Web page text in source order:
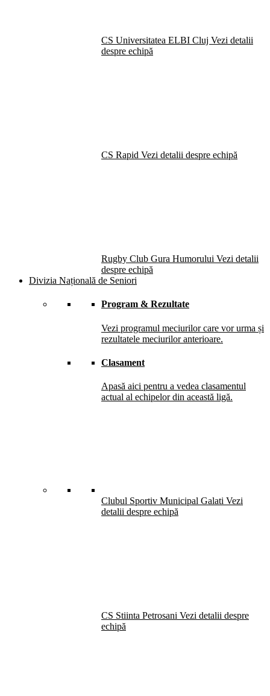
CS Universitatea ELBI Cluj Vezi detalii
despre echipă
CS Rapid Vezi detalii despre echipă
Rugby Club Gura Humorului Vezi detalii
despre echipă
Divizia Națională de Seniori
Program & Rezultate
Vezi programul meciurilor care vor urma și
rezultatele meciurilor anterioare.
Clasament
Apasă aici pentru a vedea clasamentul
actual al echipelor din această ligă.
Clubul Sportiv Municipal Galati Vezi
detalii despre echipă
CS Stiinta Petrosani Vezi detalii despre
echipă